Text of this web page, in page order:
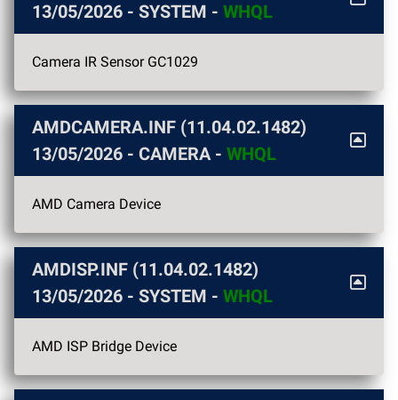
13/05/2026 - SYSTEM - WHQL
Camera IR Sensor GC1029
AMDCAMERA.INF (11.04.02.1482)
13/05/2026 - CAMERA - WHQL
AMD Camera Device
AMDISP.INF (11.04.02.1482)
13/05/2026 - SYSTEM - WHQL
AMD ISP Bridge Device